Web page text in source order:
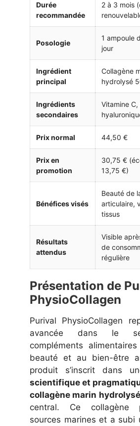
Durée
recommandée
2 à 3 mois
Posologie
1 ampoule
jour
Ingrédient
principal
Collagène
hydrolysé
Ingrédients
secondaires
Vitamine
Prix normal 44,50 €
Prix en
promotion
30,75 €
13,75 €)
Bénéfices visés
Beauté de
articulaire,
tissus
Résultats
attendus
Visible
de
régulière
Présentation de
PhysioCollagen
Purival PhysioCollagen
avancée dans le
compléments
beauté et au bien-être
produit s’inscrit dans
scientifique et
collagène marin hydrolysé
central. Ce collagène
sources marines et a subi